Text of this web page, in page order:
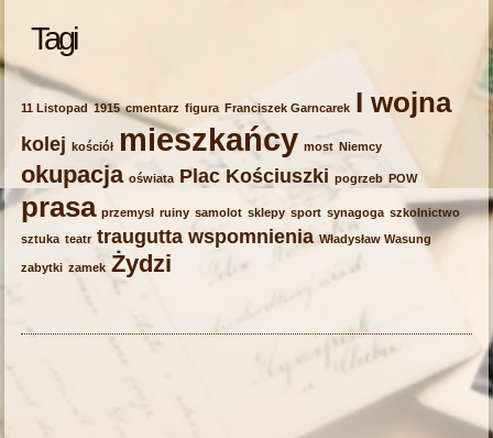
Tagi
11 Listopad 1915 cmentarz figura Franciszek Garncarek I wojna
kolej kościół mieszkańcy most Niemcy
okupacja oświata Plac Kościuszki pogrzeb POW
prasa przemysł ruiny samolot sklepy sport synagoga szkolnictwo
sztuka teatr traugutta wspomnienia Władysław Wasung
zabytki zamek Żydzi